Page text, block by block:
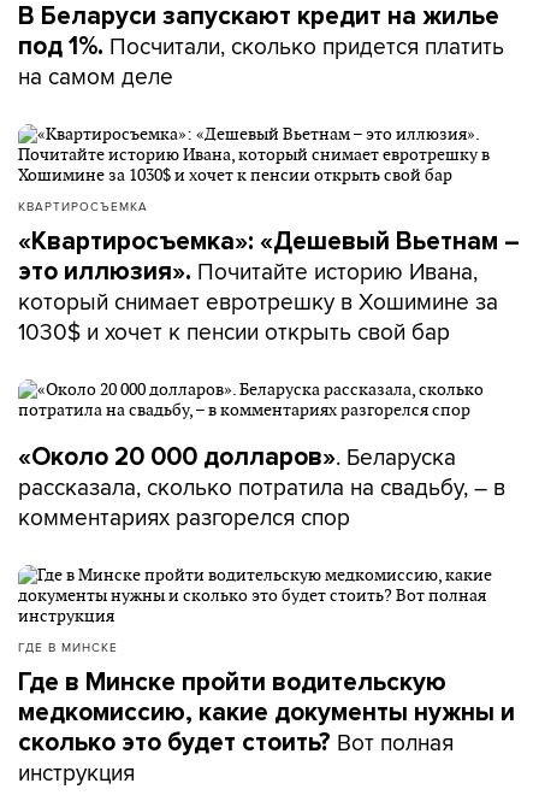
В Беларуси запускают кредит на жилье
под 1%. Посчитали, сколько придется платить
на самом деле
КВАРТИРОСЪЕМКА
«Квартиросъемка»: «Дешевый Вьетнам –
это иллюзия». Почитайте историю Ивана,
который снимает евротрешку в Хошимине за
1030$ и хочет к пенсии открыть свой бар
«Около 20 000 долларов». Беларуска
рассказала, сколько потратила на свадьбу, – в
комментариях разгорелся спор
ГДЕ В МИНСКЕ
Где в Минске пройти водительскую
медкомиссию, какие документы нужны и
сколько это будет стоить? Вот полная
инструкция